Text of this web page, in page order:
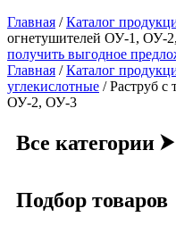
Главная /Каталог
огнетушителей ОУ-1, ОУ-
получить выгодное
Главная /Каталог
углекислотные / Раструб с
ОУ-2, ОУ-3
Все категории ⮞
Подбор товаров